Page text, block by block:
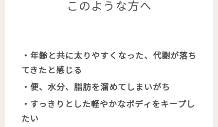
このような方へ
・年齢と共に太りやすくなった、代謝が落ち
てきたと感じる
・便、水分、脂肪を溜めてしまいがち
・すっきりとした軽やかなボディをキープし
たい